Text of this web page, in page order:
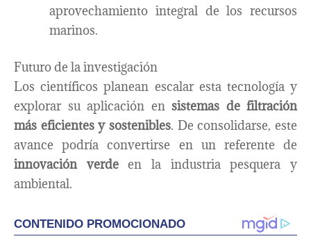
aprovechamiento integral de los recursos
marinos.
Futuro de la investigación
Los científicos planean escalar esta tecnología y
explorar su aplicación en sistemas de filtración
más eficientes y sostenibles. De consolidarse, este
avance podría convertirse en un referente de
innovación verdeen la industria pesquera y
ambiental.